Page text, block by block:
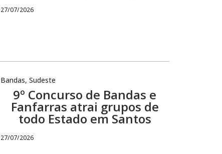
27/07/2026
Bandas, Sudeste
9º Concurso de Bandas e
Fanfarras atrai grupos de
todo Estado em Santos
27/07/2026